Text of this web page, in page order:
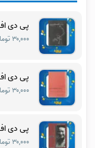
پی دی
۳۰,۰۰۰ تومان
پی دی
۳۰,۰۰۰ تومان
پی دی
۳۰,۰۰۰ تومان